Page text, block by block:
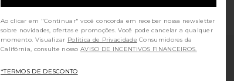
Ao clicar em "Continuar" você concorda em receber nossa newsletter
sobre novidades, ofertas e promoções. Você pode cancelar a qualquer
momento. Visualizar Política de Privacidade Consumidores da
Califórnia, consulte nossoAVISO DE INCENTIVOS FINANCEIROS.
*TERMOS DE DESCONTO